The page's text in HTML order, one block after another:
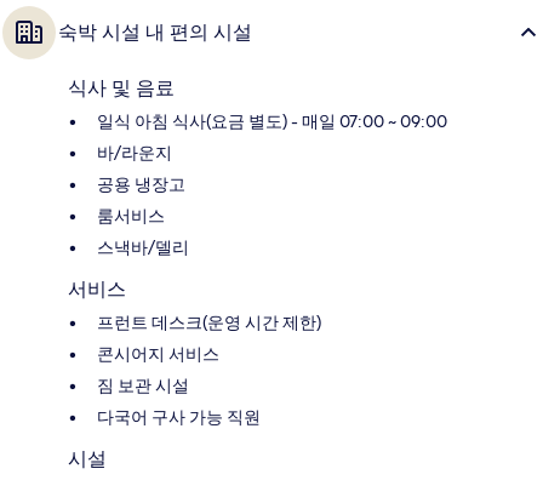
숙박 시설 내 편의 시설
식사 및 음료
일식 아침 식사(요금 별도) - 매일 07:00 ~ 09:00
바/라운지
공용 냉장고
룸서비스
스낵바/델리
서비스
프런트 데스크(운영 시간 제한)
콘시어지 서비스
짐 보관 시설
다국어 구사 가능 직원
시설